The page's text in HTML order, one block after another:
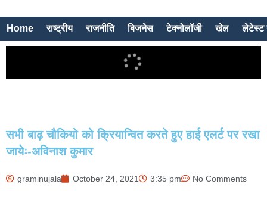
Home राष्ट्रीय राजनीति बिजनेस टेक्नोलॉजी खेल लेटेस्ट
सभी बाढ़ चौकियो को क्रियान्वित करते हुए हाई एलर्ट पर रखा
जायेः-अविनाश कुमार
graminujala October 24, 2021 3:35 pm No Comments